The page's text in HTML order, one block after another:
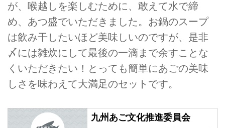
が、喉越しを楽しむために、敢えて水で締
め、あつ盛でいただきました。お鍋のスープ
は飲み干したいほど美味しいのですが、是非
〆には雑炊にして最後の一滴まで余すことな
くいただきたい！とっても簡単にあごの美味
しさを味わえて大満足のセットです。
九州あご文化推進委員会